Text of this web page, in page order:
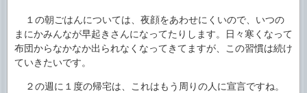
１の朝ごはんについては、夜顔をあわせにくいので、いつの
まにかみんなが早起きさんになってたりします。日々寒くなって
布団からなかなか出られなくなってきてますが、この習慣は続け
ていきたいです。
２の週に１度の帰宅は、これはもう周りの人に宣言ですね。